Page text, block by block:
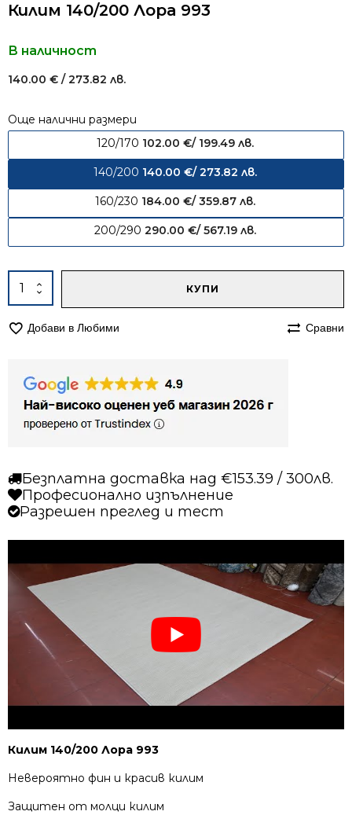
Килим 140/200 Лора 993
В наличност
140.00 € / 273.82 лв.
Още налични размери
120/170 102.00 €/ 199.49 лв.
140/200 140.00 €/ 273.82 лв.
160/230 184.00 €/ 359.87 лв.
200/290 290.00 €/ 567.19 лв.
количество
за
140/200
КУПИ
Добави в Любими Сравни
Безплатна доставка над €153.39 / 300лв.
Професионално изпълнение
Разрешен преглед и тест
Килим 140/200 Лора 993
Невероятно фин и красив килим
Защитен от молци килим